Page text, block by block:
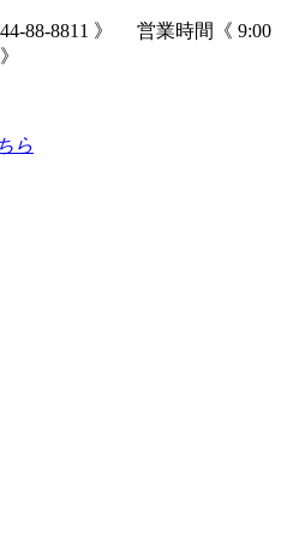
88-8811 》 営業時間《 9:00
ら